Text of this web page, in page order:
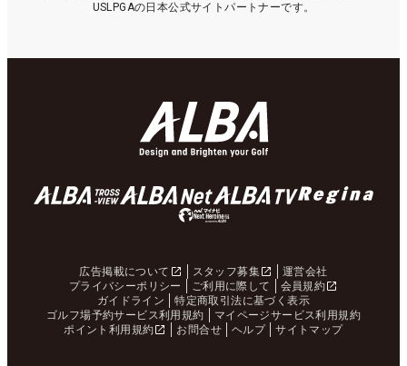
USLPGAの日本公式サイトパートナーです。
広告掲載について スタッフ募集
運営会社
プライバシーポリシー
ご利用に際して
会員規約
ガイドライン
特定商取引法に基づく表示
ゴルフ場予約サービス利用規約
マイページサービス利用規約
ポイント利用規約
お問合せ ヘルプ サイトマップ